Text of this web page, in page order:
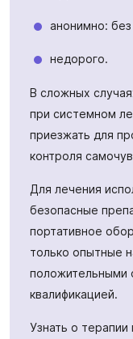
анонимно: без
недорого.
В сложных
при системном
приезжать для
контроля
Для лечения
безопасные
портативное
только опытные
положительными
квалификацией.
Узнать о